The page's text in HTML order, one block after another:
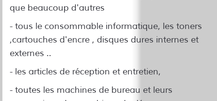
que beaucoup d'autres
- tous le consommable informatique, les toners
,cartouches d'encre , disques dures internes et
externes ..
- les articles de réception et entretien,
- toutes les machines de bureau et leurs